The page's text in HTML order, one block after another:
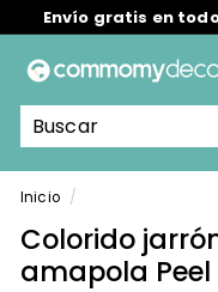
directamente
contenido
Envío gratis en
C
o
m
m
o
m
y
Inicio /
Colorido
amapola